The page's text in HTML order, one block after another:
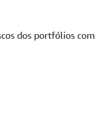
dos portfólios com